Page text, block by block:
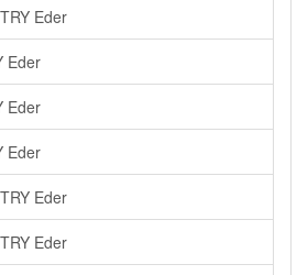
Eder
Eder
Eder
Eder
Eder
Eder